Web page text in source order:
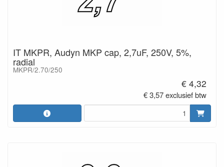
IT MKPR, Audyn MKP cap, 2,7uF, 250V, 5%,
radial
MKPR/2.70/250
€ 4,32
€ 3,57 exclusief btw